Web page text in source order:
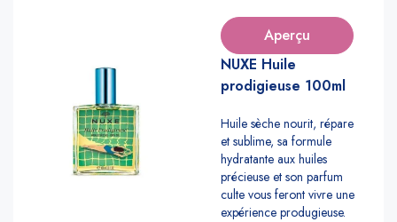
Aperçu
NUXE Huile
prodigieuse 100ml
Huile sèche nourit, répare
et sublime, sa formule
hydratante aux huiles
précieuse et son parfum
culte vous feront vivre une
expérience produgieuse.